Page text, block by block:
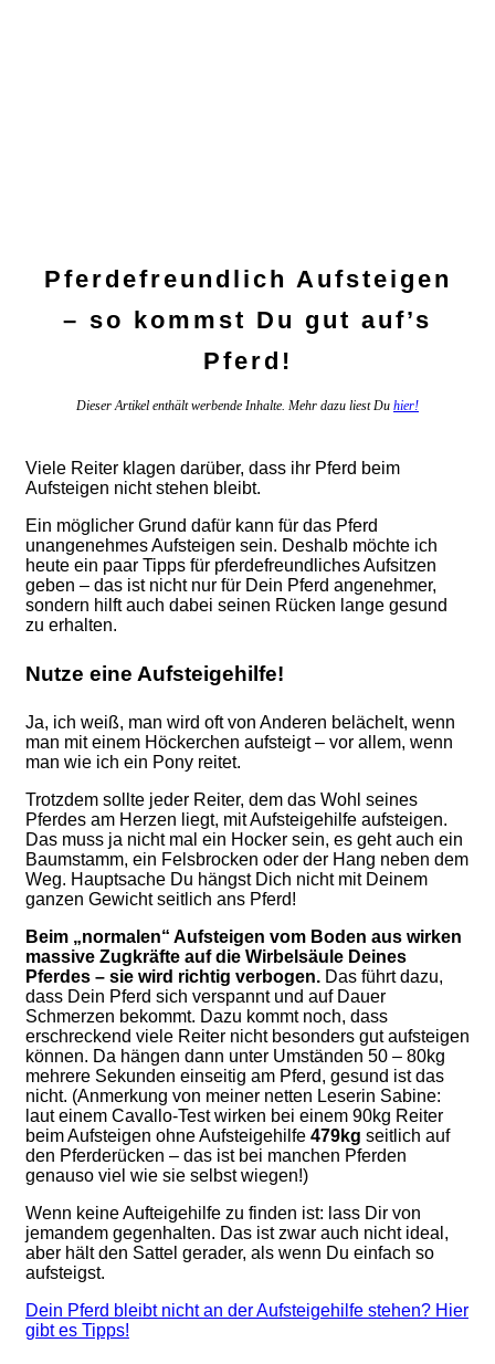
Pferdefreundlich Aufsteigen
– so kommst Du gut auf’s
Pferd!
Dieser Artikel enthält werbende Inhalte. Mehr dazu liest Du hier!
Viele Reiter klagen darüber, dass ihr Pferd beim
Aufsteigen nicht stehen bleibt.
Ein möglicher Grund dafür kann für das Pferd
unangenehmes Aufsteigen sein. Deshalb möchte ich
heute ein paar Tipps für pferdefreundliches Aufsitzen
geben – das ist nicht nur für Dein Pferd angenehmer,
sondern hilft auch dabei seinen Rücken lange gesund
zu erhalten.
Nutze eine Aufsteigehilfe!
Ja, ich weiß, man wird oft von Anderen belächelt, wenn
man mit einem Höckerchen aufsteigt – vor allem, wenn
man wie ich ein Pony reitet.
Trotzdem sollte jeder Reiter, dem das Wohl seines
Pferdes am Herzen liegt, mit Aufsteigehilfe aufsteigen.
Das muss ja nicht mal ein Hocker sein, es geht auch ein
Baumstamm, ein Felsbrocken oder der Hang neben dem
Weg. Hauptsache Du hängst Dich nicht mit Deinem
ganzen Gewicht seitlich ans Pferd!
Beim „normalen“ Aufsteigen vom Boden aus wirken
massive Zugkräfte auf die Wirbelsäule Deines
Pferdes – sie wird richtig verbogen. Das führt dazu,
dass Dein Pferd sich verspannt und auf Dauer
Schmerzen bekommt. Dazu kommt noch, dass
erschreckend viele Reiter nicht besonders gut aufsteigen
können. Da hängen dann unter Umständen 50 – 80kg
mehrere Sekunden einseitig am Pferd, gesund ist das
nicht. (Anmerkung von meiner netten Leserin Sabine:
laut einem Cavallo-Test wirken bei einem 90kg Reiter
beim Aufsteigen ohne Aufsteigehilfe 479kg seitlich auf
den Pferderücken – das ist bei manchen Pferden
genauso viel wie sie selbst wiegen!)
Wenn keine Aufteigehilfe zu finden ist: lass Dir von
jemandem gegenhalten. Das ist zwar auch nicht ideal,
aber hält den Sattel gerader, als wenn Du einfach so
aufsteigst.
Dein Pferd bleibt nicht an der Aufsteigehilfe stehen? Hier
gibt es Tipps!